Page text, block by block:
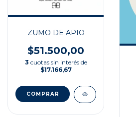
ZUMO DE APIO
$51.500,00
3 cuotas sin interés de
$17.166,67